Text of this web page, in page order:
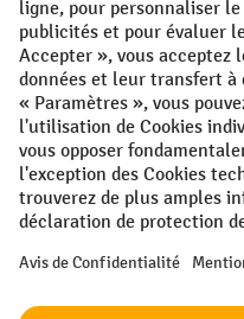
Protection des Données
All prices excl. VAT plus
if not stated otherwise.
¹ La remise est valable jusqu'à
s'applique pas aux prix
avec d'autres réductions en
réduction sera accordée une
à la newsletter. Le code de
nette minimale de 250,00 €. La
électriques, les gerbeurs